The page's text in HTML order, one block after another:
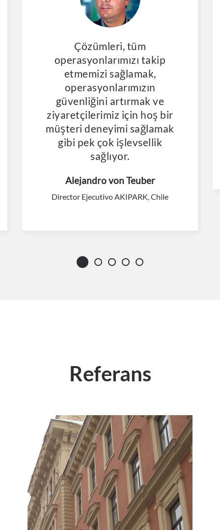
Çözümleri, tüm
operasyonlarımızı takip
etmemizi sağlamak,
operasyonlarımızın
güvenliğini artırmak ve
ziyaretçilerimiz için hoş bir
müşteri deneyimi sağlamak
gibi pek çok işlevsellik
sağlıyor.
Alejandro von Teuber
Director Ejecutivo AKIPARK, Chile
Referans